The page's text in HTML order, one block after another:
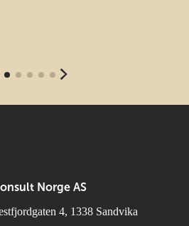
Norge AS
4, 1338 Sandvika